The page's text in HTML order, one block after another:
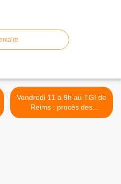
Vendredi 11 à 9h au TGI de
Reims : procès des
responsables de la mort de